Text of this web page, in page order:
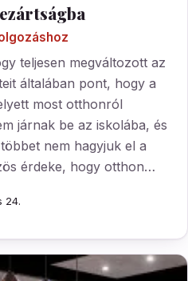
teljesen megváltozott az
általában pont, hogy a
most otthonról
járnak be az iskolába, és
nem hagyjuk el a
érdeke, hogy otthon…
24.